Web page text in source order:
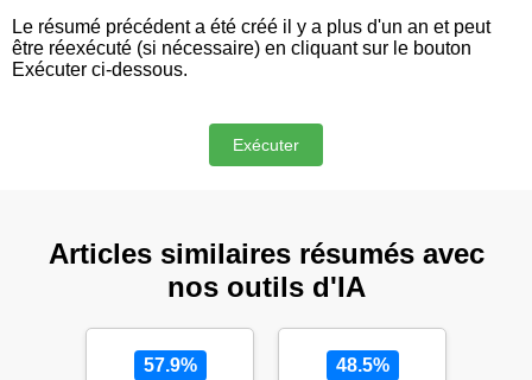
Le résumé précédent a été créé il y a plus d'un an et peut
être réexécuté (si nécessaire) en cliquant sur le bouton
Exécuter ci-dessous.
Articles similaires résumés avec
nos outils d'IA
57.9% 48.5%